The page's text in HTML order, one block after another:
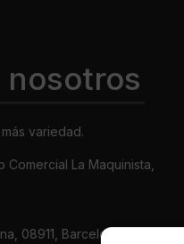
variedad.
Comercial La Maquinista,
08911, Barcelona